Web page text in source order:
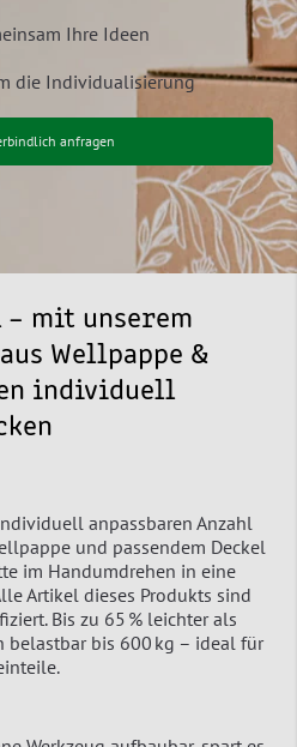
Ihre Ideen
die Individualisierung
anfragen
mit unserem
Wellpappe &
individuell
anpassbaren Anzahl
und passendem Deckel
im Handumdrehen in eine
Artikel dieses Produkts sind
Bis zu 65 % leichter als
belastbar bis 600 kg – ideal für